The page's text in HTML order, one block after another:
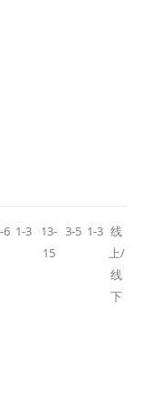
6 1-3
13-
15
3-5 1-3 线
上/
线
下